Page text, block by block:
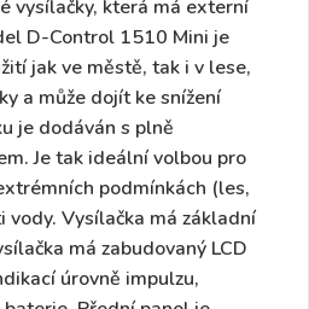
vysílačky, která má externí
D-Control 1510 Mini je
jak ve městě, tak i v lese,
a může dojít ke snížení
je dodáván s plně
. Je tak ideální volbou pro
podmínkách (les,
vody. Vysílačka má základní
má zabudovaný LCD
úrovně impulzu,